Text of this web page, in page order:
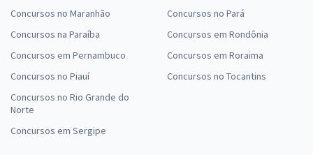
Concursos no Maranhão
Concursos na Paraíba
Concursos em Pernambuco
Concursos no Piauí
Concursos no Rio Grande do
Norte
Concursos em Sergipe
Concursos no Pará
Concursos em Rondônia
Concursos em Roraima
Concursos no Tocantins